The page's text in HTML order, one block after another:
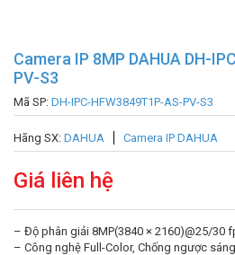
Camera IP 8MP DAHUA DH-
PV-S3
Mã SP: DH-IPC-HFW3849T1P-AS-PV-S3
Hãng SX: DAHUA Camera IP DAHUA
Giá liên hệ
– Độ phân giải 8MP(3840 × 2160)@25/30
– Công nghệ Full-Color, Chống ngược